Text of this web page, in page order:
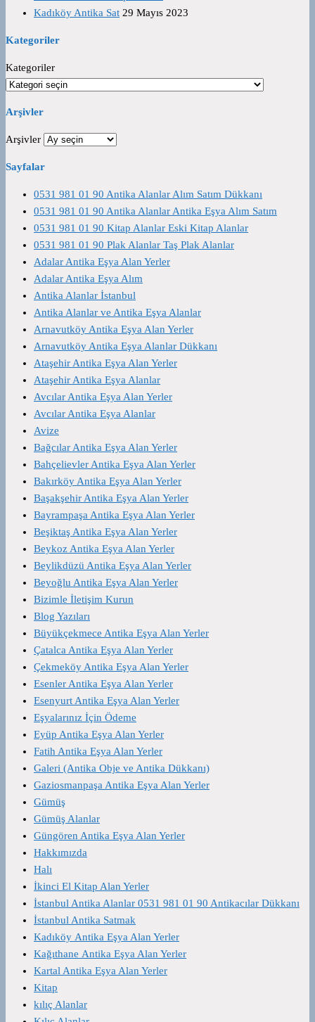
Kadıköy Antika Sat 29 Mayıs 2023
Kategoriler
Kategoriler
Arşivler
Arşivler
Sayfalar
0531 981 01 90 Antika Alanlar Alım Satım Dükkanı
0531 981 01 90 Antika Alanlar Antika Eşya Alım Satım
0531 981 01 90 Kitap Alanlar Eski Kitap Alanlar
0531 981 01 90 Plak Alanlar Taş Plak Alanlar
Adalar Antika Eşya Alan Yerler
Adalar Antika Eşya Alım
Antika Alanlar İstanbul
Antika Alanlar ve Antika Eşya Alanlar
Arnavutköy Antika Eşya Alan Yerler
Arnavutköy Antika Eşya Alanlar Dükkanı
Ataşehir Antika Eşya Alan Yerler
Ataşehir Antika Eşya Alanlar
Avcılar Antika Eşya Alan Yerler
Avcılar Antika Eşya Alanlar
Avize
Bağcılar Antika Eşya Alan Yerler
Bahçelievler Antika Eşya Alan Yerler
Bakırköy Antika Eşya Alan Yerler
Başakşehir Antika Eşya Alan Yerler
Bayrampaşa Antika Eşya Alan Yerler
Beşiktaş Antika Eşya Alan Yerler
Beykoz Antika Eşya Alan Yerler
Beylikdüzü Antika Eşya Alan Yerler
Beyoğlu Antika Eşya Alan Yerler
Bizimle İletişim Kurun
Blog Yazıları
Büyükçekmece Antika Eşya Alan Yerler
Çatalca Antika Eşya Alan Yerler
Çekmeköy Antika Eşya Alan Yerler
Esenler Antika Eşya Alan Yerler
Esenyurt Antika Eşya Alan Yerler
Eşyalarınız İçin Ödeme
Eyüp Antika Eşya Alan Yerler
Fatih Antika Eşya Alan Yerler
Galeri (Antika Obje ve Antika Dükkanı)
Gaziosmanpaşa Antika Eşya Alan Yerler
Gümüş
Gümüş Alanlar
Güngören Antika Eşya Alan Yerler
Hakkımızda
Halı
İkinci El Kitap Alan Yerler
İstanbul Antika Alanlar 0531 981 01 90 Antikacılar Dükkanı
İstanbul Antika Satmak
Kadıköy Antika Eşya Alan Yerler
Kağıthane Antika Eşya Alan Yerler
Kartal Antika Eşya Alan Yerler
Kitap
kılıç Alanlar